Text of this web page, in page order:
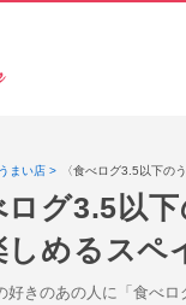
まい店 〈食べログ3.5以下の
ログ3.5以
しめるスペ
好きのあの人に「食べ